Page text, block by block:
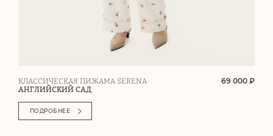
КЛАССИЧЕСКАЯ ПИЖАМА SERENA
АНГЛИЙСКИЙ САД
69 000 ₽
ПОДРОБНЕЕ